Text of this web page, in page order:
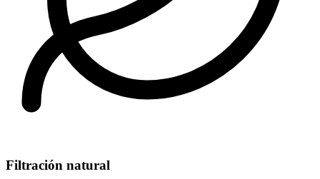
Filtración natural